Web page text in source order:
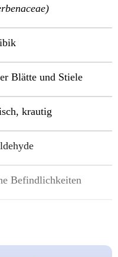
Blätte und Stiele
krautig
Befindlichkeiten